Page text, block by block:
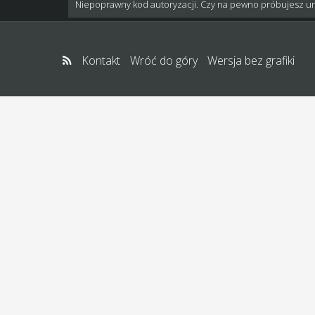
Niepoprawny kod autoryzacji. Czy na pewno próbujesz
Kontakt Wróć do góry Wersja bez grafiki